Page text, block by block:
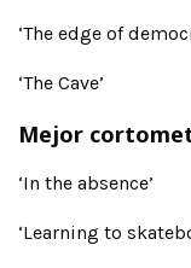
‘The edge of
‘The Cave’
Mejor
‘In the absence’
‘Learning to